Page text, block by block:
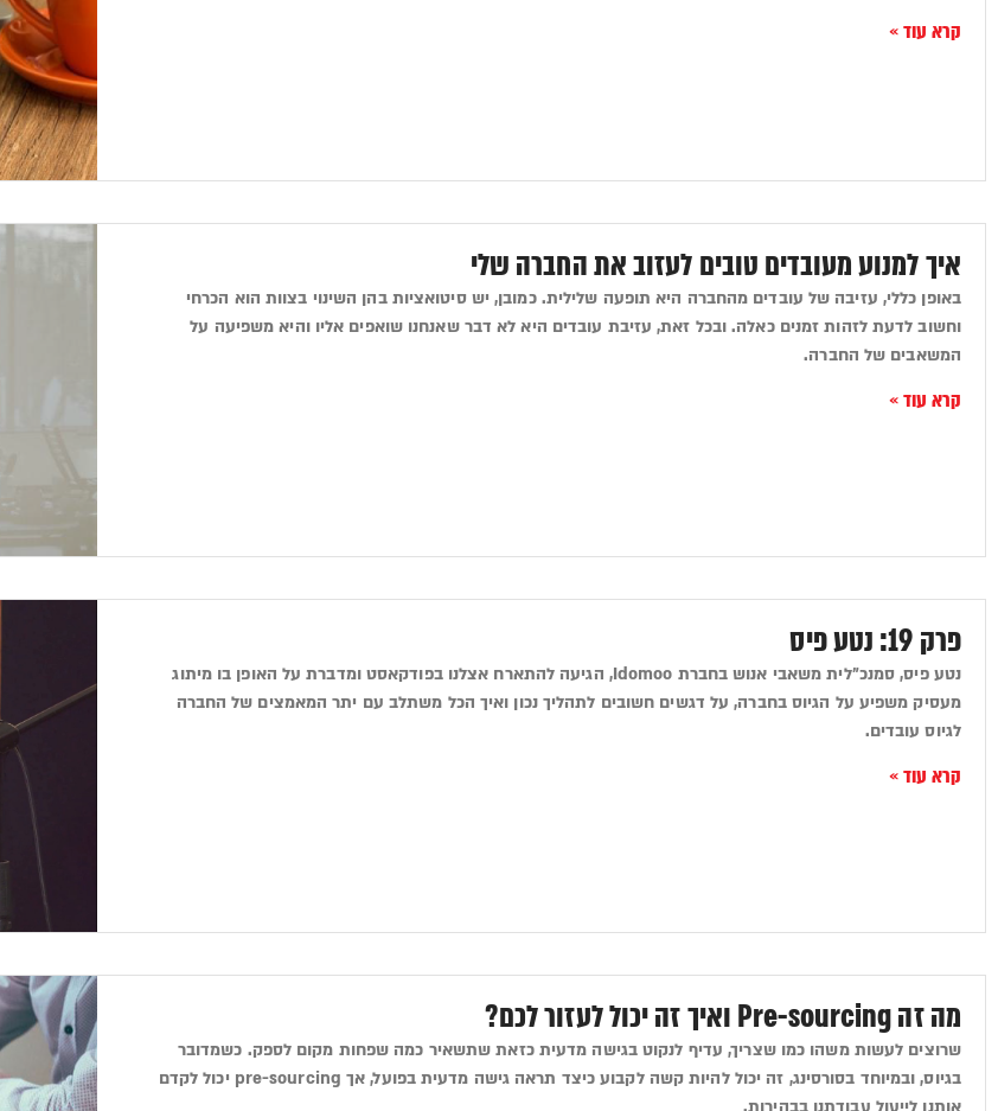
קרא עוד »
איך למנוע מעובדים טובים לעזוב את החברה שלי
באופן כללי, עזיבה של עובדים מהחברה היא תופעה שלילית. כמובן, יש סיטואציות בהן השינוי בצוות הוא הכרחי
וחשוב לדעת לזהות זמנים כאלה. ובכל זאת, עזיבת עובדים היא לא דבר שאנחנו שואפים אליו והיא משפיעה על
המשאבים של החברה.
קרא עוד »
פרק 19: נטע פיס
נטע פיס, סמנכ"לית משאבי אנוש בחברת Idomoo, הגיעה להתארח אצלנו בפודקאסט ומדברת על האופן בו מיתוג
מעסיק משפיע על הגיוס בחברה, על דגשים חשובים לתהליך נכון ואיך הכל משתלב עם יתר המאמצים של החברה
לגיוס עובדים.
קרא עוד »
מה זה Pre-sourcing ואיך זה יכול לעזור לכם?
שרוצים לעשות משהו כמו שצריך, עדיף לנקוט בגישה מדעית כזאת שתשאיר כמה שפחות מקום לספק. כשמדובר
בגיוס, ובמיוחד בסורסינג, זה יכול להיות קשה לקבוע כיצד תראה גישה מדעית בפועל, אך pre-sourcing יכול לקדם